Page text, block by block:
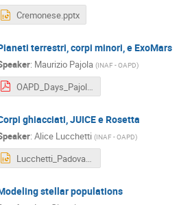
Cremonese.pptx
terrestri, corpi minori, e ExoMars
: Maurizio Pajola (INAF - OAPD)
OAPD_Days_Pajola_Munaretto.pdf
ghiacciati, JUICE e Rosetta
:Alice Lucchetti (INAF - OAPD)
Lucchetti_PadovaDays.pptx
stellar populations